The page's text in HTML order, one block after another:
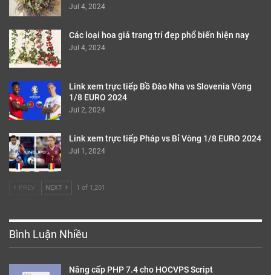
Jul 4, 2024
Các loại hoa giả trang trí đẹp phổ biến hiện nay
Jul 4, 2024
Link xem trực tiếp Bồ Đào Nha vs Slovenia Vòng
1/8 EURO 2024
Jul 2, 2024
Link xem trực tiếp Pháp vs Bỉ Vòng 1/8 EURO 2024
Jul 1, 2024
PREV NEXT 1 of 1,201
Bình Luận Nhiều
Nâng cấp PHP 7.4 cho HOCVPS Script